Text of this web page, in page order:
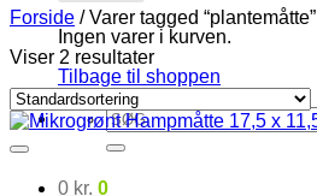
Ingen varer i kurven.
Tilbage til shoppen
Søg
efter:
0 kr. 0
Forside /Varer tagged “plantemåtte”
Viser 2 resultater